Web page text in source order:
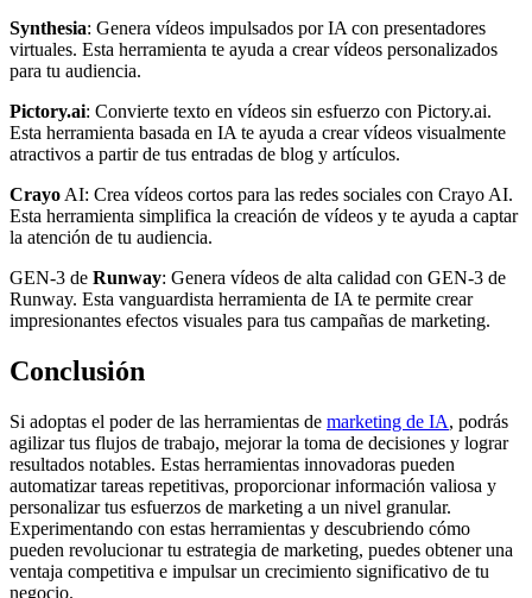
Synthesia: Genera vídeos impulsados por IA con presentadores
virtuales. Esta herramienta te ayuda a crear vídeos personalizados
para tu audiencia.
Pictory.ai: Convierte texto en vídeos sin esfuerzo con Pictory.ai.
Esta herramienta basada en IA te ayuda a crear vídeos visualmente
atractivos a partir de tus entradas de blog y artículos.
Crayo AI: Crea vídeos cortos para las redes sociales con Crayo AI.
Esta herramienta simplifica la creación de vídeos y te ayuda a captar
la atención de tu audiencia.
GEN-3 de Runway: Genera vídeos de alta calidad con GEN-3 de
Runway. Esta vanguardista herramienta de IA te permite crear
impresionantes efectos visuales para tus campañas de marketing.
Conclusión
Si adoptas el poder de las herramientas de marketing de IA, podrás
agilizar tus flujos de trabajo, mejorar la toma de decisiones y lograr
resultados notables. Estas herramientas innovadoras pueden
automatizar tareas repetitivas, proporcionar información valiosa y
personalizar tus esfuerzos de marketing a un nivel granular.
Experimentando con estas herramientas y descubriendo cómo
pueden revolucionar tu estrategia de marketing, puedes obtener una
ventaja competitiva e impulsar un crecimiento significativo de tu
negocio.